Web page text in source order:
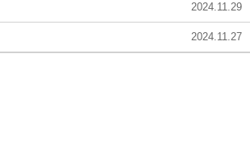
2024.11.29
2024.11.27